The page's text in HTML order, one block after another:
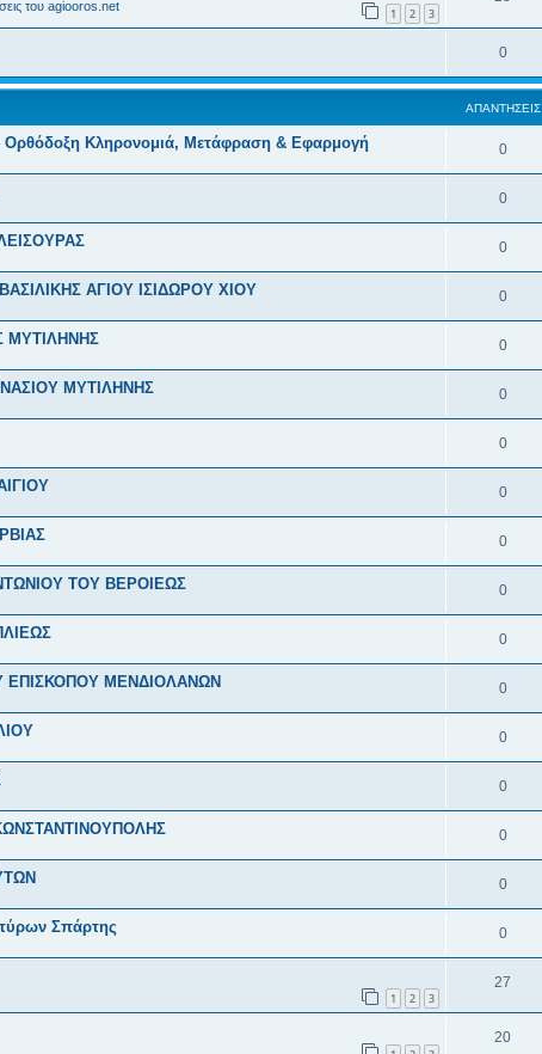
του agiooros.net 1 2 3
0
ΑΠΑΝΤΉΣΕΙΣ
Κληρονομιά, Μετάφραση & Εφαρμογή 0
0
0
ΑΓΙΟΥ ΙΣΙΔΩΡΟΥ ΧΙΟΥ 0
ΜΥΤΙΛΗΝΗΣ 0
ΜΥΤΙΛΗΝΗΣ 0
0
0
0
ΤΟΥ ΒΕΡΟΙΕΩΣ 0
0
ΕΠΙΣΚΟΠΟΥ ΜΕΝΔΙΟΛΑΝΩΝ 0
0
0
0
0
Σπάρτης 0
1 2 3
27
20